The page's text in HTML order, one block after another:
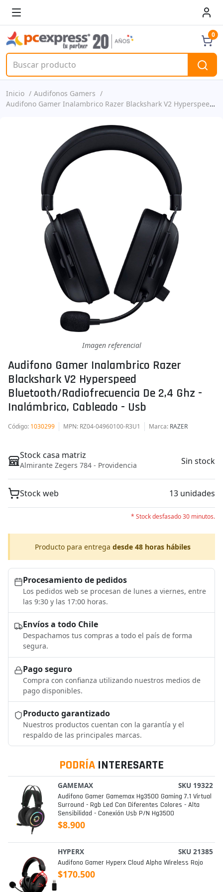
0
Inicio
Audifonos Gamers
Audifono Gamer Inalambrico Razer Blackshark V2 Hyperspeed Bluetooth/radiofrecuencia De 2,4 Ghz - Inalámbrico, Cableado - Usb
Imagen referencial
Audifono Gamer Inalambrico Razer
Blackshark V2 Hyperspeed
Bluetooth/radiofrecuencia De 2,4 Ghz -
Inalámbrico, Cableado - Usb
Código: 1030299 MPN: RZ04-04960100-R3U1 Marca: RAZER
Stock casa matriz
Almirante Zegers 784 - Providencia Sin stock
Stock web 13 unidades
* Stock desfasado 30 minutos.
Producto para entrega desde 48 horas hábiles
Procesamiento de pedidos
Los pedidos web se procesan de lunes a viernes, entre
las 9:30 y las 17:00 horas.
Envíos a todo Chile
Despachamos tus compras a todo el país de forma
segura.
Pago seguro
Compra con confianza utilizando nuestros medios de
pago disponibles.
Producto garantizado
Nuestros productos cuentan con la garantía y el
respaldo de las principales marcas.
PODRÍA INTERESARTE
GAMEMAX SKU 19322
Audifono Gamer Gamemax Hg3500 Gaming 7.1 Virtual
Surround - Rgb Led Con Diferentes Colores - Alta
Sensibilidad - Conexión Usb P/n Hg3500
$8.900
HYPERX SKU 21385
Audifono Gamer Hyperx Cloud Alpha Wireless Rojo
$170.500